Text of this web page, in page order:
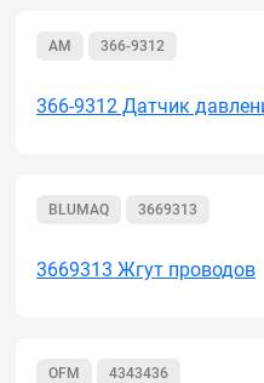
AM 366-9312
366-9312 Датчик
BLUMAQ 3669313
3669313 Жгут проводов
OFM 4343436